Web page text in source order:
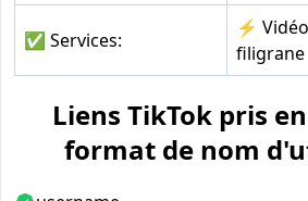
✅ Services:
⚡
filigrane
Liens TikTok pris
format de nom